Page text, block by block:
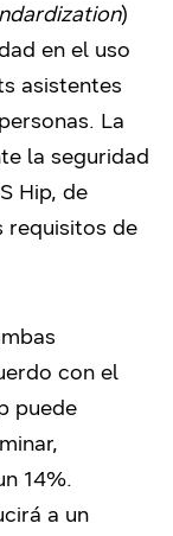
)
en el uso
asistentes
La
la seguridad
Hip, de
requisitos de
con el
puede
14%.
a un